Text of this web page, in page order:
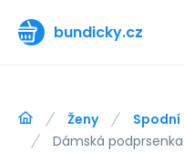
bundicky.cz
Ženy
Dámská